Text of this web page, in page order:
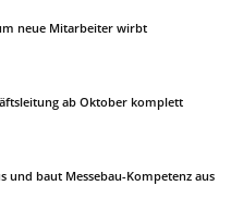
neue Mitarbeiter wirbt
ab Oktober komplett
und baut Messebau-Kompetenz aus